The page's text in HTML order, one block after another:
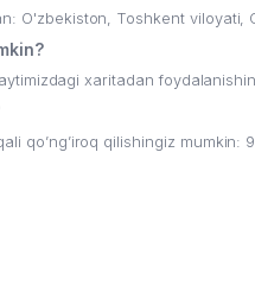
O'zbekiston, Toshkent viloyati,
xaritadan
qo’ng’iroq qilishingiz mumkin: